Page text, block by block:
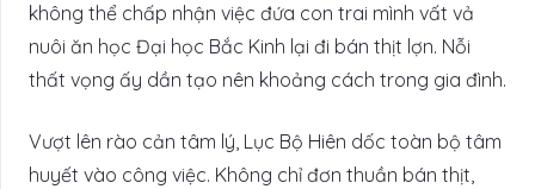
không thể chấp nhận việc đứa con trai mình vất vả
nuôi ăn học Đại học Bắc Kinh lại đi bán thịt lợn. Nỗi
thất vọng ấy dần tạo nên khoảng cách trong gia đình.
Vượt lên rào cản tâm lý, Lục Bộ Hiên dốc toàn bộ tâm
huyết vào công việc. Không chỉ đơn thuần bán thịt,